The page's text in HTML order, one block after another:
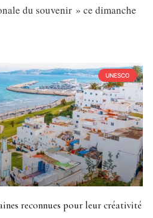
du souvenir » ce dimanche
UNESCO
reconnues pour leur créativité